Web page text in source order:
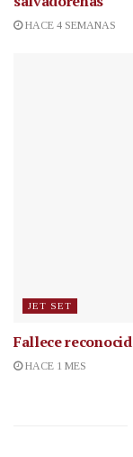
HACE 4 SEMANAS
JET SET
Fallece
HACE 1 MES